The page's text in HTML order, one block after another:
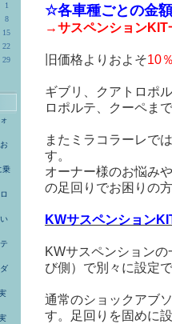
1
8
15
22
29
乗
☆各車種ごとの金
→サスペンション
旧価格よりおよそ10
ギブリ、クアトロポ
ロポルテ、クーペま
またミラコラーレで
す。
オーナー様のお悩み
の足回りでお困りの
KWサスペンション
KWサスペンション
び側）で別々に設定
通常のショックアブ
す。足回りを固めに